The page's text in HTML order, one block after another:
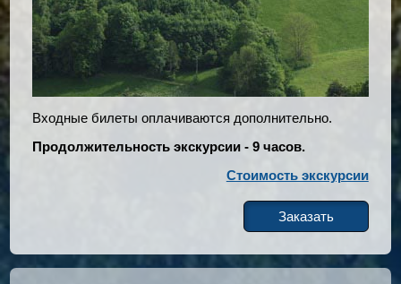
Входные билеты оплачиваются дополнительно.
Продолжительность экскурсии - 9 часов.
Стоимость экскурсии
Заказать